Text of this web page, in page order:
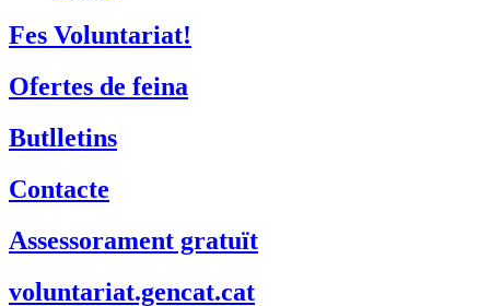
Fes Voluntariat!
Ofertes de feina
Butlletins
Contacte
Assessorament gratuït
voluntariat.gencat.cat